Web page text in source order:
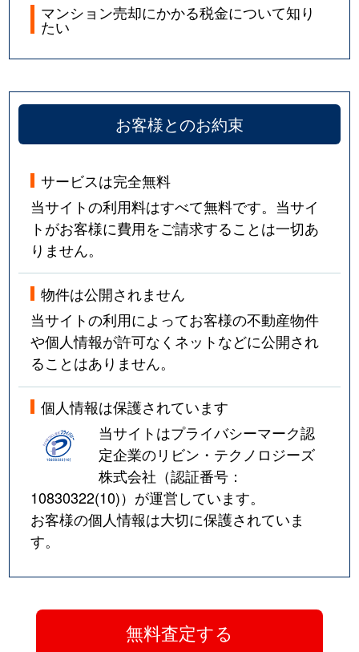
マンション売却にかかる税金について知り
たい
お客様とのお約束
サービスは完全無料
当サイトの利用料はすべて無料です。当サイ
トがお客様に費用をご請求することは一切あ
りません。
物件は公開されません
当サイトの利用によってお客様の不動産物件
や個人情報が許可なくネットなどに公開され
ることはありません。
個人情報は保護されています
当サイトはプライバシーマーク認
定企業のリビン・テクノロジーズ
株式会社（認証番号：
10830322(10)）が運営しています。
お客様の個人情報は大切に保護されていま
す。